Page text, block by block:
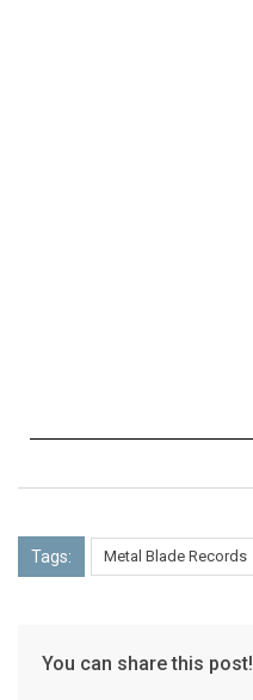
Tags: Metal Blade Records
You can share this post!